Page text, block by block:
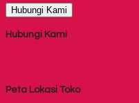
Hubungi Kami
Hubungi Kami
Peta Lokasi Toko